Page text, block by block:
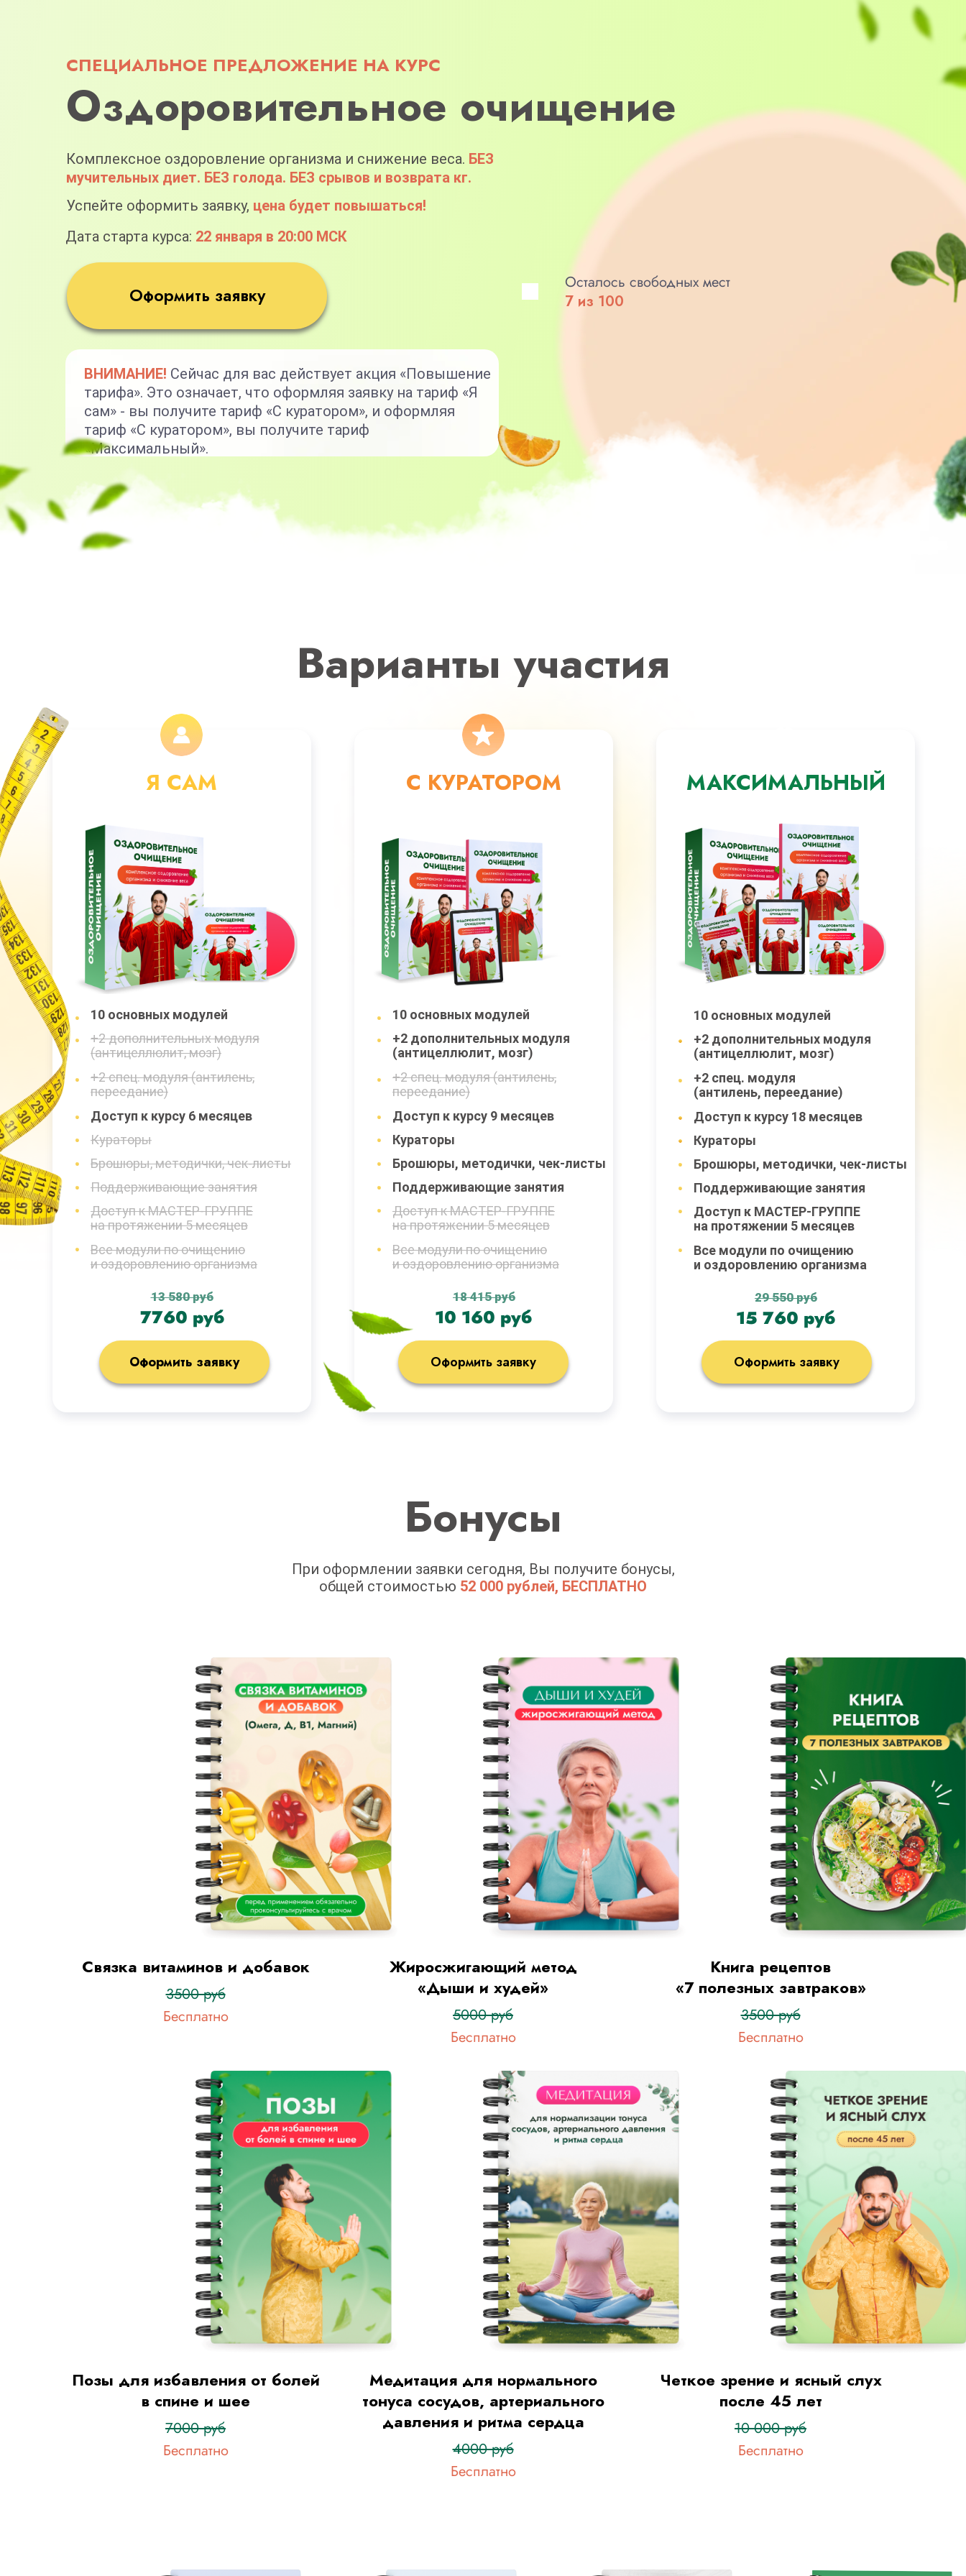
СПЕЦИАЛЬНОЕ ПРЕДЛОЖЕНИЕ НА КУРС
Оздоровительное очищение
Успейте оформить заявку, цена будет повышаться!
Оформить заявку
ВНИМАНИЕ! Сейчас для вас действует акция «Повышение
тарифа». Это означает, что оформляя заявку на тариф «Я
сам» - вы получите тариф «С куратором», и оформляя
тариф «С куратором», вы получите тариф
«Максимальный».
Комплексное оздоровление организма и снижение веса. БЕЗ
мучительных диет. БЕЗ голода. БЕЗ срывов и возврата кг.
Дата старта курса: 22 января в 20:00 МСК
7 из 100
Осталось свободных мест
Я САМ С КУРАТОРОМ МАКСИМАЛЬНЫЙ
7760 руб 10 160 руб 15 760 руб
13 580 руб 18 415 руб 29 550 руб
10 основных модулей
+2 дополнительных модуля
(антицеллюлит, мозг)
+2 спец. модуля (антилень,
переедание)
Доступ к курсу 6 месяцев
Кураторы
Поддерживающие занятия
Брошюры, методички, чек-листы
Доступ к МАСТЕР-ГРУППЕ
на протяжении 5 месяцев
Все модули по очищению
и оздоровлению организма
Варианты участия
10 основных модулей
+2 дополнительных модуля
(антицеллюлит, мозг)
+2 спец. модуля (антилень,
переедание)
Доступ к курсу 9 месяцев
Кураторы
Поддерживающие занятия
Брошюры, методички, чек-листы
Доступ к МАСТЕР-ГРУППЕ
на протяжении 5 месяцев
Все модули по очищению
и оздоровлению организма
Оформить заявку Оформить заявку Оформить заявку
10 основных модулей
+2 дополнительных модуля
(антицеллюлит, мозг)
+2 спец. модуля
(антилень, переедание)
Доступ к курсу 18 месяцев
Кураторы
Поддерживающие занятия
Брошюры, методички, чек-листы
Доступ к МАСТЕР-ГРУППЕ
на протяжении 5 месяцев
Все модули по очищению
и оздоровлению организма
При оформлении заявки сегодня, Вы получите бонусы,
общей стоимостью 52 000 рублей, БЕСПЛАТНО
Бонусы
Связка витаминов и добавок
3500 руб
Бесплатно
Жиросжигающий метод
«Дыши и худей»
5000 руб
Бесплатно
Книга рецептов
«7 полезных завтраков»
3500 руб
Бесплатно
Позы для избавления от болей
в спине и шее
7000 руб
Бесплатно
Медитация для нормального
тонуса сосудов, артериального
давления и ритма сердца
4000 руб
Бесплатно
Четкое зрение и ясный слух
после 45 лет
10 000 руб
Бесплатно